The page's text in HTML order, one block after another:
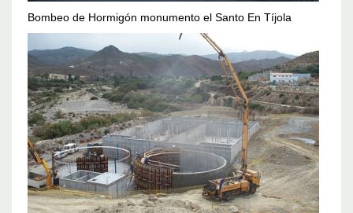
Bombeo de Hormigón monumento el Santo En Tíjola